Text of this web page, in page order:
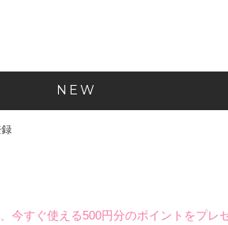
NEW
今すぐ使える500円分のポイントをプレ